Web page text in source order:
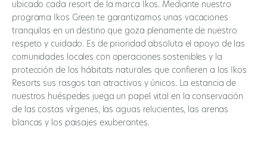
ubicado cada resort de la marca Ikos. Mediante nuestro
programa Ikos Green te garantizamos unas vacaciones
tranquilas en un destino que goza plenamente de nuestro
respeto y cuidado. Es de prioridad absoluta el apoyo de las
comunidades locales con operaciones sostenibles y la
protección de los hábitats naturales que confieren a los Ikos
Resorts sus rasgos tan atractivos y únicos. La estancia de
nuestros huéspedes juega un papel vital en la conservación
de las costas vírgenes, las aguas relucientes, las arenas
blancas y los paisajes exuberantes.